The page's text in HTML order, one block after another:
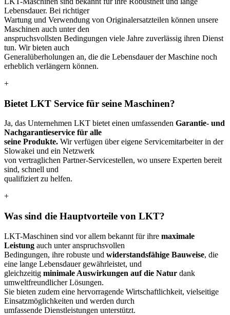
Lebensdauer. Bei richtiger
Wartung und Verwendung von Originalersatzteilen können unsere
Maschinen auch unter den
anspruchsvollsten Bedingungen viele Jahre zuverlässig ihren Dienst
tun. Wir bieten auch
Generalüberholungen an, die die Lebensdauer der Maschine noch
erheblich verlängern können.
+
Bietet LKT Service für seine Maschinen?
Ja, das Unternehmen LKT bietet einen umfassenden Garantie- und
Nachgarantieservice für alle
seine Produkte. Wir verfügen über eigene Servicemitarbeiter in der
Slowakei und ein Netzwerk
von vertraglichen Partner-Servicestellen, wo unsere Experten bereit
sind, schnell und
qualifiziert zu helfen.
+
Was sind die Hauptvorteile von LKT?
LKT-Maschinen sind vor allem bekannt für ihre maximale
Leistung auch unter anspruchsvollen
Bedingungen, ihre robuste und widerstandsfähige Bauweise, die
eine lange Lebensdauer gewährleistet, und
gleichzeitig minimale Auswirkungen auf die Natur dank
umweltfreundlicher Lösungen.
Sie bieten zudem eine hervorragende Wirtschaftlichkeit, vielseitige
Einsatzmöglichkeiten und werden durch
umfassende Dienstleistungen unterstützt.